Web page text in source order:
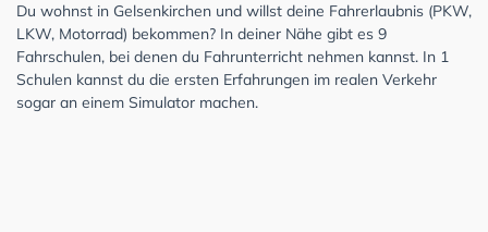
Du wohnst in Gelsenkirchen und willst deine Fahrerlaubnis (PKW,
LKW, Motorrad) bekommen? In deiner Nähe gibt es 9
Fahrschulen, bei denen du Fahrunterricht nehmen kannst. In 1
Schulen kannst du die ersten Erfahrungen im realen Verkehr
sogar an einem Simulator machen.